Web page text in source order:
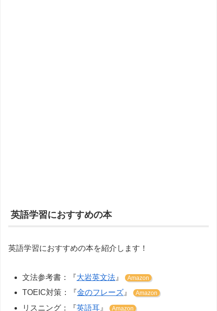
英語学習におすすめの本
英語学習におすすめの本を紹介します！
文法参考書：『大岩英文法 』 Amazon
TOEIC対策：『金のフレーズ』 Amazon
リスニング：『英語耳 』 Amazon